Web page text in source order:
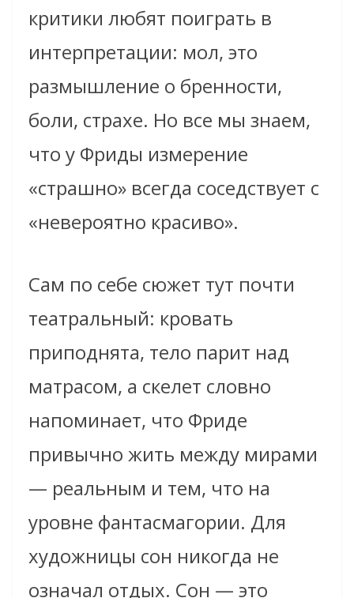
критики любят поиграть в
интерпретации: мол, это
размышление о бренности,
боли, страхе. Но все мы знаем,
что у Фриды измерение
«страшно» всегда соседствует с
«невероятно красиво».
Сам по себе сюжет тут почти
театральный: кровать
приподнята, тело парит над
матрасом, а скелет словно
напоминает, что Фриде
привычно жить между мирами
— реальным и тем, что на
уровне фантасмагории. Для
художницы сон никогда не
означал отдых. Сон — это